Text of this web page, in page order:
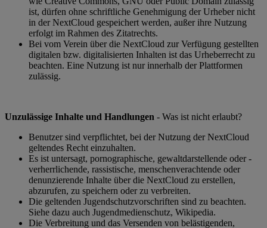
ist, dürfen ohne schriftliche Genehmigung der Urheber nicht
in der NextCloud gespeichert werden, außer ihre Nutzung
erfolgt im Rahmen des Zitatrechts.
Bei vom Verein über die NextCloud zur Verfügung gestellten
digitalen bzw. digitalisierten Inhalten ist das Urheberrecht zu
beachten. Eine Nutzung ist nur innerhalb der Plattformen
zulässig.
Unzulässige Inhalte und Handlungen - Was ist nicht erlaubt?
Benutzer sind verpflichtet, bei der Nutzung der NextCloud
geltendes Recht einzuhalten.
Es ist untersagt, pornographische, gewaltdarstellende oder -
verherrlichende, rassistische, menschenverachtende oder
denunzierende Inhalte über die NextCloud zu erstellen,
abzurufen, zu speichern oder zu verbreiten.
Die geltenden Jugendschutzvorschriften sind zu beachten.
Siehe dazu auch Jugendmedienschutz, Wikipedia.
Die Verbreitung und das Versenden von belästigenden,